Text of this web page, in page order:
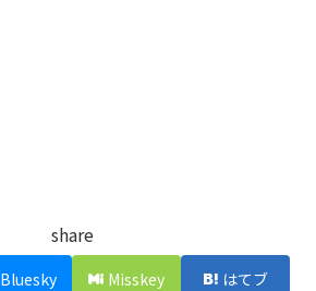
share
Bluesky Misskey はてブ